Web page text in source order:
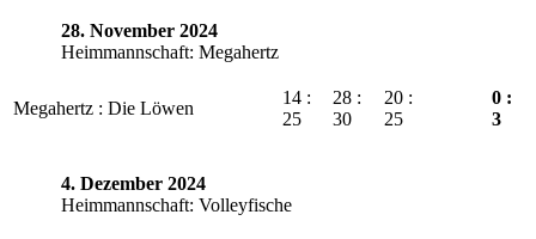
28. November 2024
Heimmannschaft: Megahertz
Megahertz : Die Löwen
14 :
25
28 :
30
20 :
25
0 :
3
4. Dezember 2024
Heimmannschaft: Volleyfische